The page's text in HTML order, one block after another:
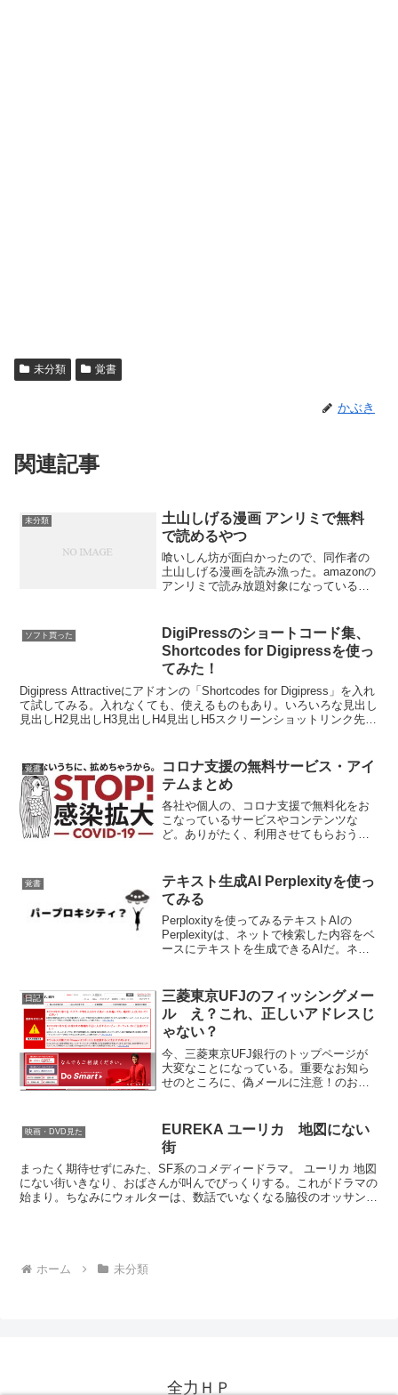
未分類 覚書
かぶき
関連記事
未分類
土山しげる漫画 アンリミで無料
で読めるやつ
喰いしん坊が面白かったので、同作者の
土山しげる漫画を読み漁った。amazonの
アンリミで読み放題対象になっているも
を店主の心ごと叩き直していくグルメ漫
画。毎回、店主に体...
ソフト買った
DigiPressのショートコード集、
Shortcodes for Digipressを使っ
てみた！
Digipress Attractiveにアドオンの「Shortcodes for Digipress」を入れ
て試してみる。入れなくても、使えるものもあり。いろいろな見出し
見出しH2見出しH3見出しH4見出しH5スクリーンショットリンク先
覚書
コロナ支援の無料サービス・アイ
テムまとめ
各社や個人の、コロナ支援で無料化をお
こなっているサービスやコンテンツな
ど。ありがたく、利用させてもらおう。
ット環境が貧弱でギガが減る…という人
は、まずコレ。楽天アンリ...
覚書
テキスト生成AI Perplexityを使っ
てみる
Perploxityを使ってみるテキストAIの
Perplexityは、ネットで検索した内容をベ
ースにテキストを生成できるAIだ。ネッ
って、Perplexit...
日記
三菱東京UFJのフィッシングメー
ル え？これ、正しいアドレスじ
ゃない？
今、三菱東京UFJ銀行のトップページが
大変なことになっている。重要なお知ら
せのところに、偽メールに注意！のお知
ィッシングメールだ―、と思ってみてい
ると、リンク先が、あ...
映画・DVD見た
EUREKA ユーリカ 地図にない
街
まったく期待せずにみた、SF系のコメディードラマ。 ユーリカ 地図
にない街いきなり、おばさんが叫んでびっくりする。これがドラマの
始まり。ちなみにウォルターは、数話でいなくなる脇役のオッサン。
ホーム 未分類
全力ＨＰ